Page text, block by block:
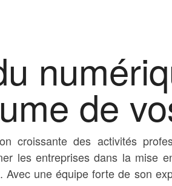
de
croissante des activités
les entreprises dans la mise
Avec une équipe forte de son